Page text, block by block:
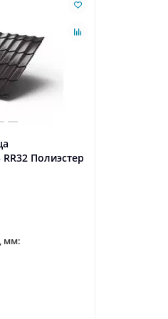
Полиэстер
мм: